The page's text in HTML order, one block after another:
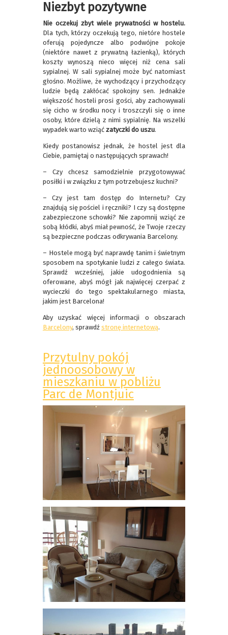
Niezbyt pozytywne
Nie oczekuj zbyt wiele prywatności w hostelu.
Dla tych, którzy oczekują tego, nietóre hostele
oferują pojedyncze albo podwójne pokoje
(niektóre nawet z prywatną łazienką), których
koszty wynoszą nieco więcej niż cena sali
sypialnej. W sali sypialnej może być natomiast
głośno. Możliwe, że wychodzący i przychodzący
ludzie będą zakłócać spokojny sen. Jednakże
większość hosteli prosi gości, aby zachowywali
się cicho w środku nocy i troszczyli się o inne
osoby, które dzielą z nimi sypialnię. Na wszelki
wypadek warto wziąć zatyczki do uszu.
Kiedy postanowisz jednak, że hostel jest dla
Ciebie, pamiętaj o następujących sprawach!
– Czy chcesz samodzielnie przygotowywać
posiłki i w związku z tym potrzebujesz kuchni?
– Czy jest tam dostęp do Internetu? Czy
znajdują się pościel i ręczniki? I czy są dostępne
zabezpieczone schowki? Nie zapomnij wziąć ze
sobą kłódki, abyś miał pewność, że Twoje rzeczy
są bezpieczne podczas odkrywania Barcelony.
– Hostele mogą być naprawdę tanim i świetnym
sposobem na spotykanie ludzi z całego świata.
Sprawdź wcześniej, jakie udogodnienia są
oferowane, abyś mógł jak najwięcej czerpać z
wycieczki do tego spektakularnego miasta,
jakim jest Barcelona!
Aby uzyskać więcej informacji o obszarach
Barcelony, sprawdź stronę internetową.
Przytulny pokój
jednoosobowy w
mieszkaniu w pobliżu
Parc de Montjuic